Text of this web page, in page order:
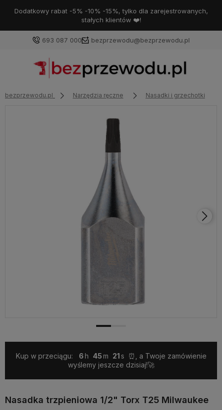
Dodatkowy rabat -5% -10% -15%, tylko dla zarejestrowanych,
stałych klientów ❤️!
693 087 000 bezprzewodu@bezprzewodu.pl
bezprzewodu.pl Narzędzia ręczne Nasadki i grzechotki
Kup w przeciągu: 6 45 21
⏰, a Twoje zamówienie
wyślemy jeszcze dzisiaj!🚀
Nasadka trzpieniowa 1/2" Torx T25 Milwaukee